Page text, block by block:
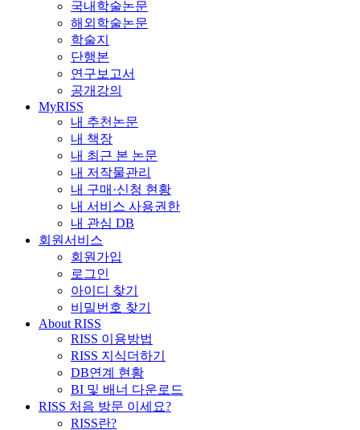
국내학술논문
해외학술논문
학술지
단행본
연구보고서
공개강의
MyRISS
내 추천논문
내 책장
내 최근 본 논문
내 저작물관리
내 구매·신청 현황
내 서비스 사용권한
내 관심 DB
회원서비스
회원가입
로그인
아이디 찾기
비밀번호 찾기
About RISS
RISS 이용방법
RISS 지식더하기
DB연계 현황
BI 및 배너 다운로드
RISS 처음 방문 이세요?
RISS란?